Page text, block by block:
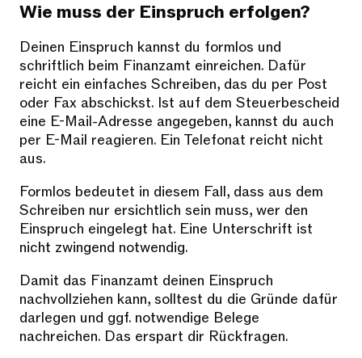
Wie muss der Einspruch erfolgen?
Deinen Einspruch kannst du formlos und
schriftlich beim Finanzamt einreichen. Dafür
reicht ein einfaches Schreiben, das du per Post
oder Fax abschickst. Ist auf dem Steuerbescheid
eine E-Mail-Adresse angegeben, kannst du auch
per E-Mail reagieren. Ein Telefonat reicht nicht
aus.
Formlos bedeutet in diesem Fall, dass aus dem
Schreiben nur ersichtlich sein muss, wer den
Einspruch eingelegt hat. Eine Unterschrift ist
nicht zwingend notwendig.
Damit das Finanzamt deinen Einspruch
nachvollziehen kann, solltest du die Gründe dafür
darlegen und ggf. notwendige Belege
nachreichen. Das erspart dir Rückfragen.